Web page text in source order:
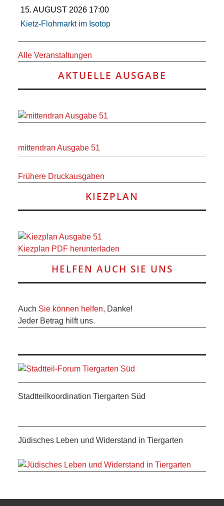
15. AUGUST 2026 17:00
Kietz-Flohmarkt im Isotop
Alle Veranstaltungen
AKTUELLE AUSGABE
mittendran Ausgabe 51
Frühere Druckausgaben
KIEZPLAN
Kiezplan PDF herunterladen
HELFEN AUCH SIE UNS
Auch Sie können helfen, Danke!
Jeder Betrag hilft uns.
Stadtteilkoordination Tiergarten Süd
Jüdisches Leben und Widerstand in Tiergarten